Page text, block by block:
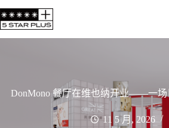
DonMono 餐厅在维也纳开业——一场
11 5 月, 2026